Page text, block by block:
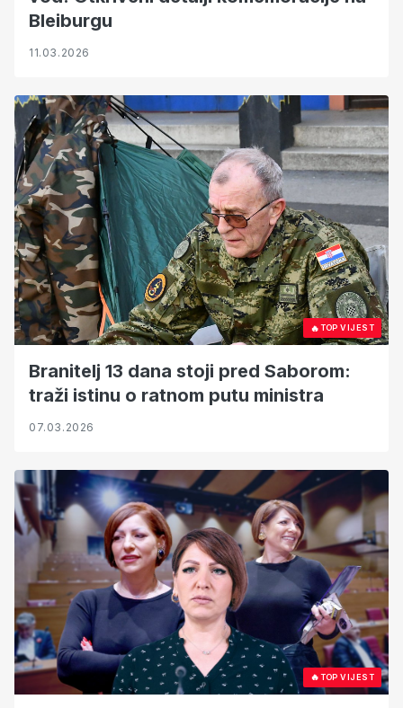
Bleiburgu
11.03.2026
🔥TOP VIJEST
Branitelj 13 dana stoji pred Saborom:
traži istinu o ratnom putu ministra
07.03.2026
🔥TOP VIJEST